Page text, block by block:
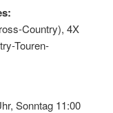
Country), 4X
Touren-
Sonntag 11:00